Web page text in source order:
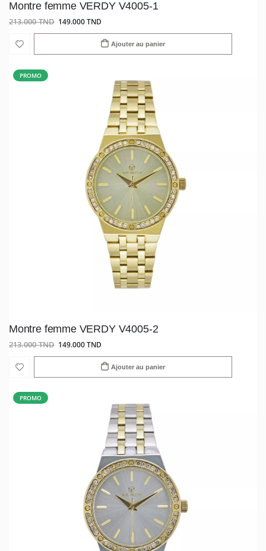
Montre femme VERDY V4005-1
213.000 TND 149.000 TND
Ajouter au panier
PROMO
Montre femme VERDY V4005-2
213.000 TND 149.000 TND
Ajouter au panier
PROMO